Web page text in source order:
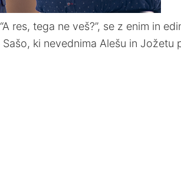
res, tega ne veš?”, se z enim in
ki nevednima Alešu in Jožetu